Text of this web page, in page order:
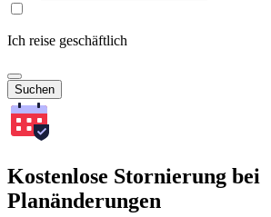
Ich reise geschäftlich
Suchen
Kostenlose Stornierung bei
Planänderungen